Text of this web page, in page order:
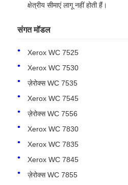
सभी मामलों
एक बोली का अनुरोध
एचपी टोनर चिप
ज़ेरोक्स टोनर चिप
लेक्समार्क टोनर चिप
क्षेत्रीय सीमाएं लागू नहीं होती हैं।
संगत मॉडल
Xerox WC 7525
Xerox WC 7530
ज़ेरोक्स WC 7535
Xerox WC 7545
ज़ेरोक्स WC 7556
Xerox WC 7830
Xerox WC 7835
Xerox WC 7845
ज़ेरोक्स WC 7855